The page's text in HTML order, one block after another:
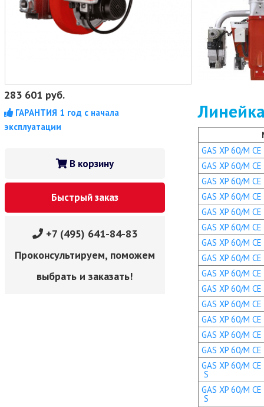
283 601 руб.
ГАРАНТИЯ 1 год с начала
эксплуатации
В корзину
Быстрый заказ
+7 (495) 641-84-83
Проконсультируем, поможем
выбрать и заказать!
GAS XP 60/M CE
GAS XP 60/M
GAS XP 60/M
GAS XP 60/M
GAS XP 60/M
GAS XP 60/M
GAS XP 60/M
GAS XP 60/M
GAS XP 60/M
GAS XP 60/M
GAS XP 60/M
GAS XP 60/M
GAS XP 60/M
GAS XP 60/M
GAS XP 60/M
S
GAS XP 60/M
S